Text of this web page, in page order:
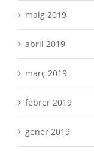
maig 2019
abril 2019
març 2019
febrer 2019
gener 2019